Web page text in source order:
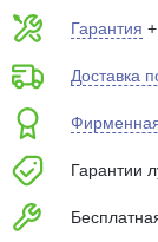
Гарантия
Доставка
Гарантии